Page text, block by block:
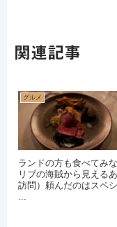
関連記事
グルメ
ランドの方も食べてみ
リブの海賊から見える
訪問）頼んだのはスペ
...